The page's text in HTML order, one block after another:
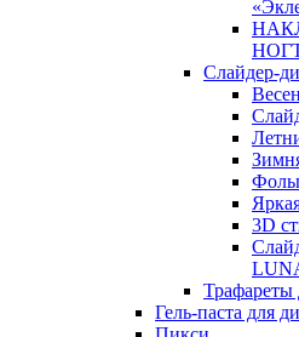
Слайдер-
3D
Трафареты
Гель-паста для